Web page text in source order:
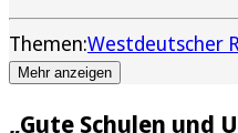
Themen:Westdeutscher
Mehr anzeigen
„Gute Schulen und